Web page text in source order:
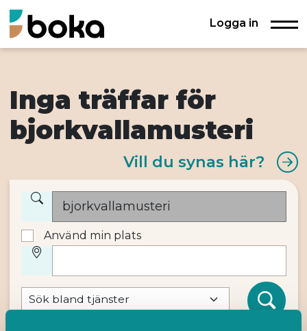
Logga in
Använd min plats
Inga träffar för
bjorkvallamusteri
Vill du synas här?